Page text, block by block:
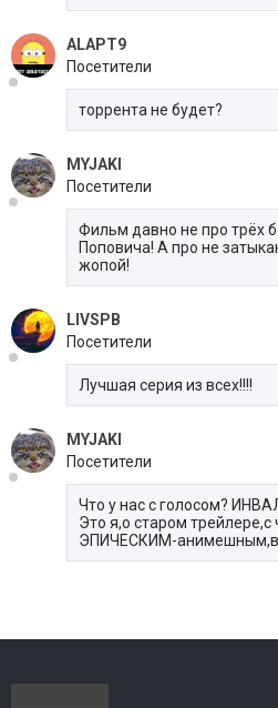
ALAPT9
Посетители
торрента не будет?
MYJAKI
Посетители
Фильм давно не про трёх
Поповича! А про не
жопой!
LIVSPB
Посетители
Лучшая серия из всех!!!!
MYJAKI
Посетители
Что у нас с голосом?
Это я,о старом трейлере,с
ЭПИЧЕСКИМ-